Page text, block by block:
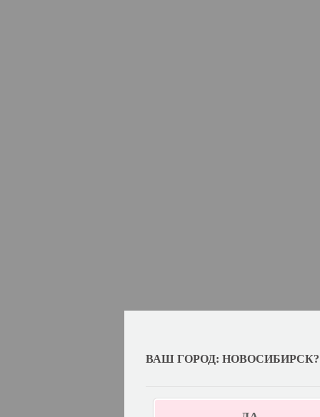
ВАШ ГОРОД: НОВОСИБИРСК?